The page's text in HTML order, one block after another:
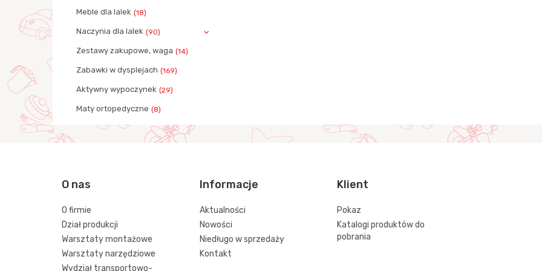
Meble dla lalek (18)
Naczynia dla lalek (90)
Zestawy zakupowe, waga (14)
Zabawki w dysplejach (169)
Aktywny wypoczynek (29)
Maty ortopedyczne (8)
O nas
O firmie
Dział produkcji
Warsztaty montażowe
Warsztaty narzędziowe
Wydział transportowo-
Informacje
Aktualności
Nowości
Niedługo w sprzedaży
Kontakt
Klient
Pokaz
Katalogi produktów do
pobrania